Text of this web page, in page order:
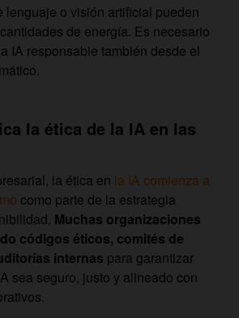
lenguaje o visión artificial pueden
de energía. Es necesario
IA responsable también desde el
la ética de la IA en las
la ética en la IA comienza a
como parte de la estrategia
Muchas organizaciones
códigos éticos, comités de
internas para garantizar
sea seguro, justo y alineado con